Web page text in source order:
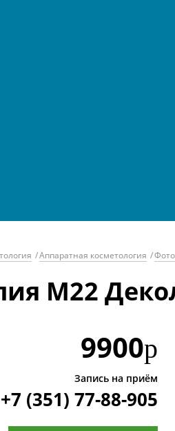
/Аппаратная косметология /
М22
9900р
Запись на приём
+7 (351) 77-88-905